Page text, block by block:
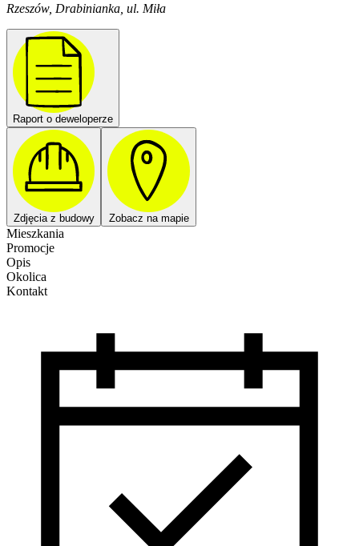
Rzeszów, Drabinianka, ul. Miła
Raport o deweloperze
Zdjęcia z budowy Zobacz na mapie
Mieszkania
Promocje
Opis
Okolica
Kontakt